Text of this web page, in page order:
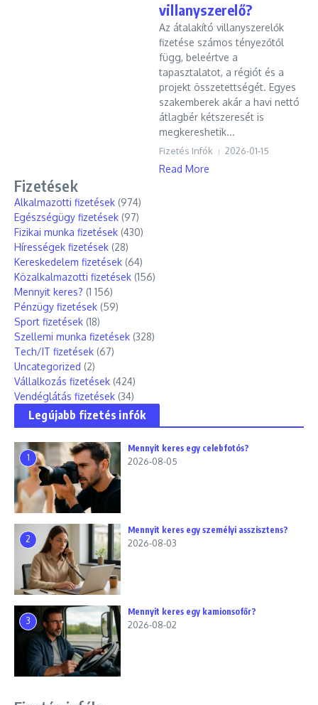
villanyszerelő?
Az átalakító villanyszerelők
fizetése számos tényezőtől
függ, beleértve a
tapasztalatot, a régiót és a
projekt összetettségét. Egyes
szakemberek akár a havi nettó
átlagbér kétszeresét is
megkereshetik...
Fizetés Infók 2026-01-15
Read More
Fizetések
Alkalmazotti fizetések (974)
Egészségügy fizetések (97)
Fizikai munka fizetések (430)
Hírességek fizetések (28)
Kereskedelem fizetések (64)
Közalkalmazotti fizetések (156)
Mennyit keres? (1 156)
Pénzügy fizetések (59)
Sport fizetések (18)
Szellemi munka fizetések (328)
Tech/IT fizetések (67)
Uncategorized (2)
Vállalkozás fizetések (424)
Vendéglátás fizetések (34)
Legújabb fizetés infók
1
Mennyit keres egy celebfotós?
2026-08-05
2
Mennyit keres egy személyi asszisztens?
2026-08-03
3
Mennyit keres egy kamionsofőr?
2026-08-02